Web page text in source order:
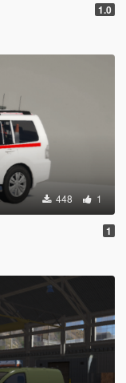
1.0
448 1
1